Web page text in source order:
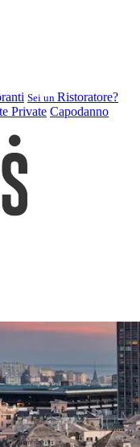
Sei un Ristoratore?
Private Capodanno